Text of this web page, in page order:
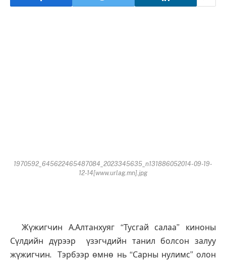
1970592_645622465487084_2023345635_n131886052014-09-19-
12-14[www.urlag.mn].jpg
Жүжигчин А.Алтанхуяг “Тусгай салаа” киноны
Сүлдийн дүрээр үзэгчдийн танил болсон залуу
жүжигчин. Тэрбээр өмнө нь “Сарны нулимс” олон